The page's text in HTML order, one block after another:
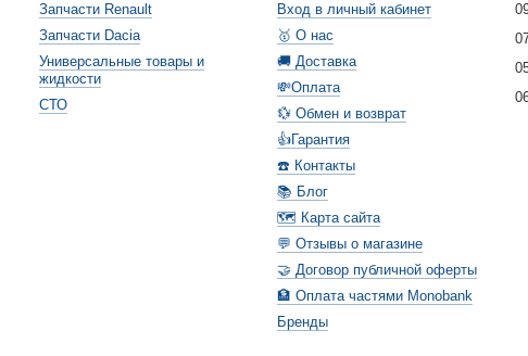
Запчасти Renault
Запчасти Dacia
Универсальные товары и
жидкости
СТО
Вход в личный кабинет
🥇 О нас
🚚 Доставка
💸Оплата
💱 Обмен и возврат
👍Гарантия
☎️ Контакты
📚 Блог
🗺️ Карта сайта
💬 Отзывы о магазине
🤝 Договор публичной оферты
🏦 Оплата частями Monobank
Бренды